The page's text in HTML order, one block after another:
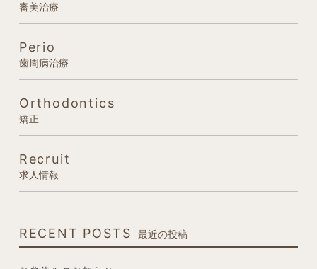
審美治療
Perio
歯周病治療
Orthodontics
矯正
Recruit
求人情報
RECENT POSTS 最近の投稿